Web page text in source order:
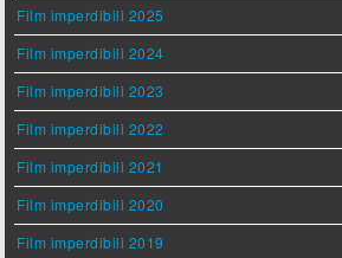
Film imperdibili 2025
Film imperdibili 2024
Film imperdibili 2023
Film imperdibili 2022
Film imperdibili 2021
Film imperdibili 2020
Film imperdibili 2019